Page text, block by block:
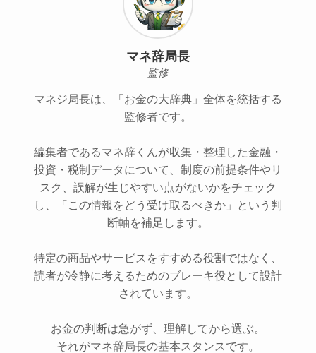
マネ辞局長
監修
マネジ局長は、「お金の大辞典」全体を統括する
監修者です。
編集者であるマネ辞くんが収集・整理した金融・
投資・税制データについて、制度の前提条件やリ
スク、誤解が生じやすい点がないかをチェック
し、「この情報をどう受け取るべきか」という判
断軸を補足します。
特定の商品やサービスをすすめる役割ではなく、
読者が冷静に考えるためのブレーキ役として設計
されています。
お金の判断は急がず、理解してから選ぶ。
それがマネ辞局長の基本スタンスです。